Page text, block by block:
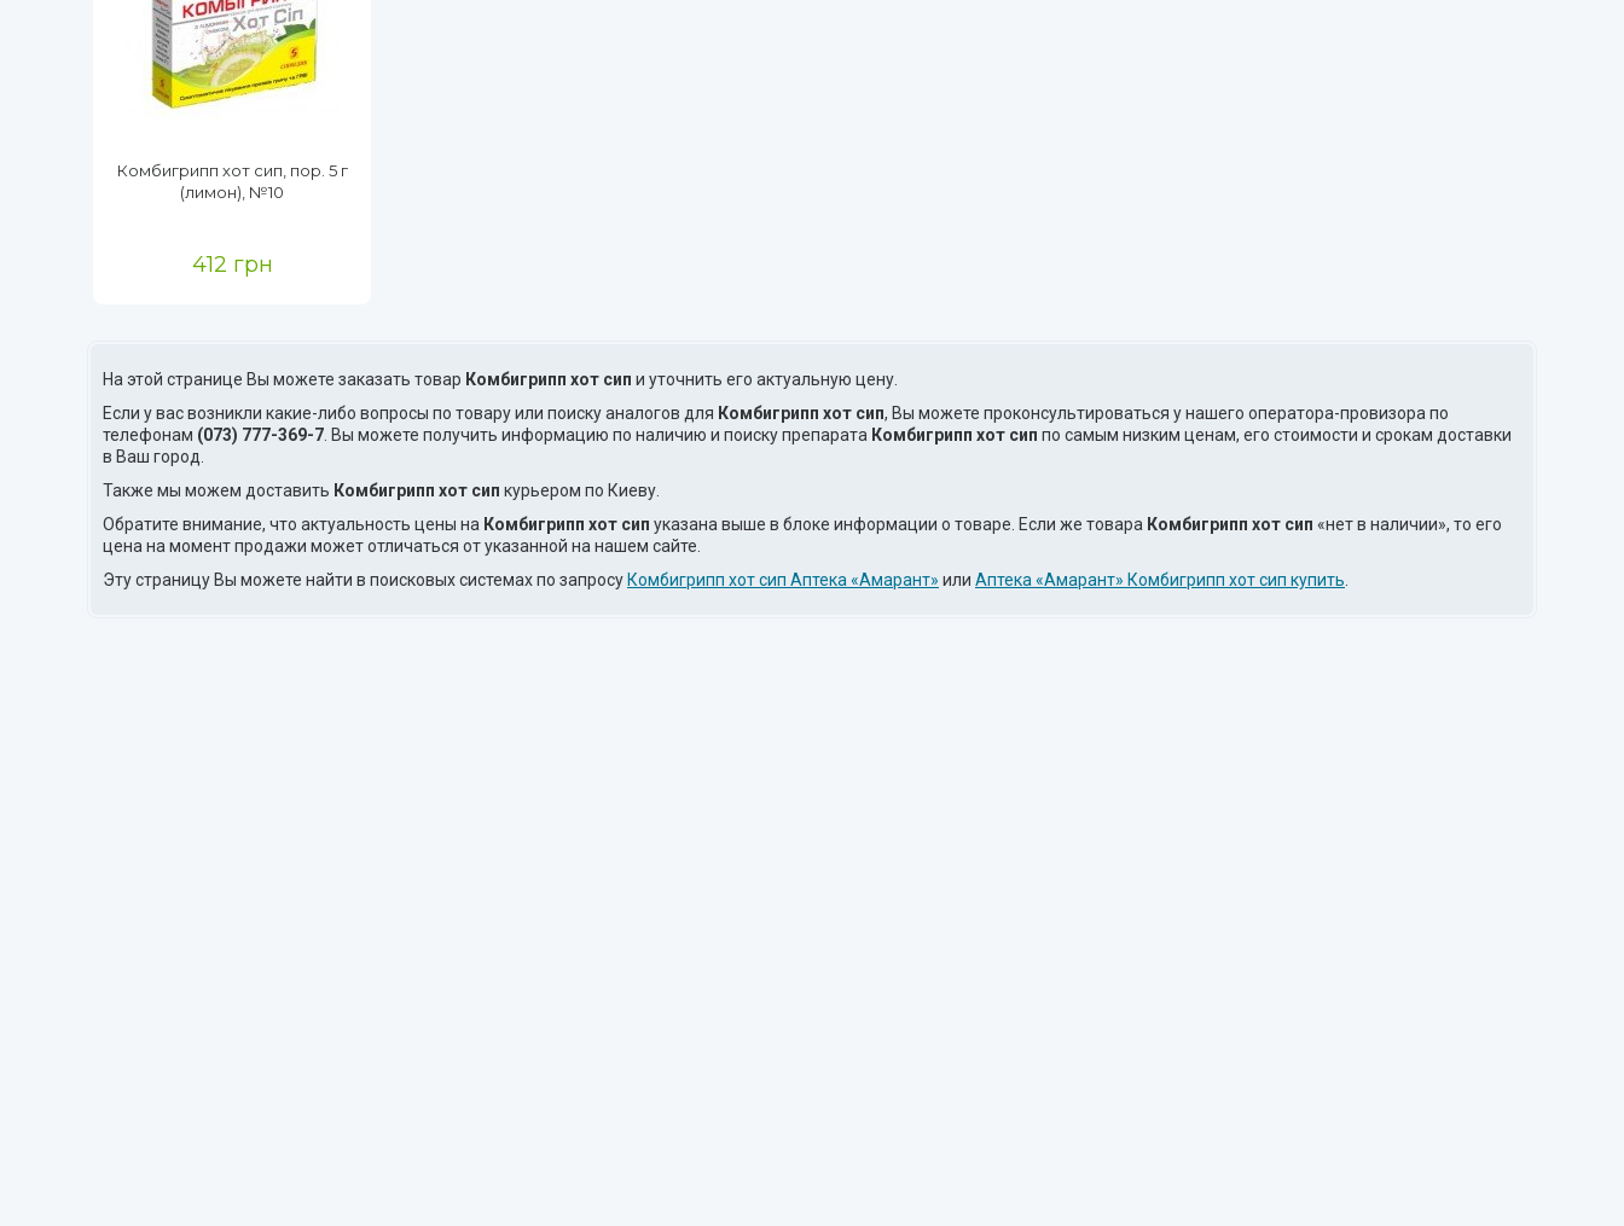
Комбигрипп хот сип, пор. 5 г
(лимон), №10
412 грн
На этой странице Вы можете заказать товар Комбигрипп хот сип и уточнить его актуальную цену.
Если у вас возникли какие-либо вопросы по товару или поиску аналогов для Комбигрипп хот сип, Вы можете проконсультироваться у нашего оператора-провизора по
телефонам (073) 777-369-7 . Вы можете получить информацию по наличию и поиску препарата Комбигрипп хот сип по самым низким ценам, его стоимости и срокам доставки
в Ваш город.
Также мы можем доставить Комбигрипп хот сип курьером по Киеву.
Обратите внимание, что актуальность цены на Комбигрипп хот сип указана выше в блоке информации о товаре. Если же товара Комбигрипп хот сип «нет в наличии», то его
цена на момент продажи может отличаться от указанной на нашем сайте.
Эту страницу Вы можете найти в поисковых системах по запросу Комбигрипп хот сип Аптека «Амарант» или Аптека «Амарант» Комбигрипп хот сип купить